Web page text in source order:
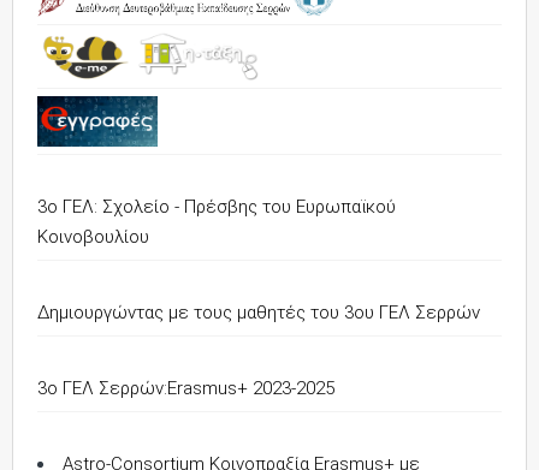
3ο ΓΕΛ: Σχολείο - Πρέσβης του Ευρωπαϊκού
Κοινοβουλίου
Δημιουργώντας με τους μαθητές του 3ου ΓΕΛ Σερρών
3o ΓΕΛ Σερρών:Erasmus+ 2023-2025
Astro-Consortium Κοινοπραξία Erasmus+ με